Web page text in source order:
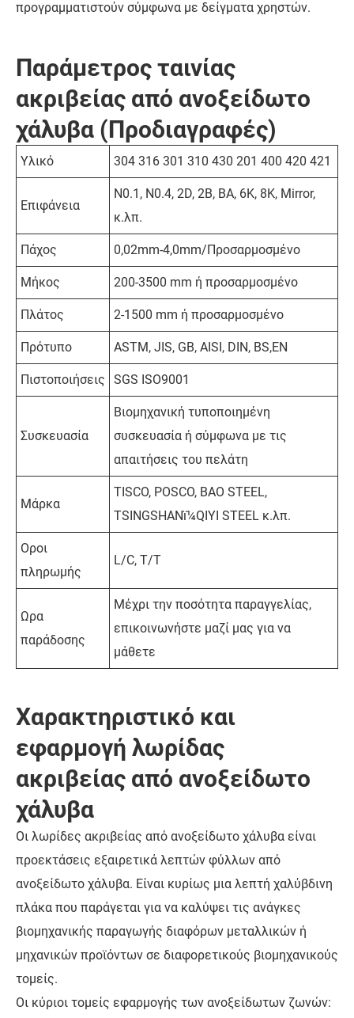
προγραμματιστούν σύμφωνα με δείγματα χρηστών.
Παράμετρος ταινίας
ακριβείας από ανοξείδωτο
χάλυβα (Προδιαγραφές)
Υλικό 304 316 301 310 430 201 400 420 421
Επιφάνεια
N0.1, N0.4, 2D, 2B, BA, 6K, 8K, Mirror,
κ.λπ.
Πάχος 0,02mm-4,0mm/Προσαρμοσμένο
Μήκος 200-3500 mm ή προσαρμοσμένο
Πλάτος 2-1500 mm ή προσαρμοσμένο
Πρότυπο ASTM, JIS, GB, AISI, DIN, BS,EN
Πιστοποιήσεις SGS ISO9001
Συσκευασία
Βιομηχανική τυποποιημένη
συσκευασία ή σύμφωνα με τις
απαιτήσεις του πελάτη
Μάρκα
TISCO, POSCO, BAO STEEL,
TSINGSHANï¼QIYI STEEL κ.λπ.
Οροι
πληρωμής
L/C, T/T
Ωρα
παράδοσης
Μέχρι την ποσότητα παραγγελίας,
επικοινωνήστε μαζί μας για να
μάθετε
Χαρακτηριστικό και
εφαρμογή λωρίδας
ακριβείας από ανοξείδωτο
χάλυβα
Οι λωρίδες ακριβείας από ανοξείδωτο χάλυβα είναι
προεκτάσεις εξαιρετικά λεπτών φύλλων από
ανοξείδωτο χάλυβα. Είναι κυρίως μια λεπτή χαλύβδινη
πλάκα που παράγεται για να καλύψει τις ανάγκες
βιομηχανικής παραγωγής διαφόρων μεταλλικών ή
μηχανικών προϊόντων σε διαφορετικούς βιομηχανικούς
τομείς.
Οι κύριοι τομείς εφαρμογής των ανοξείδωτων ζωνών: